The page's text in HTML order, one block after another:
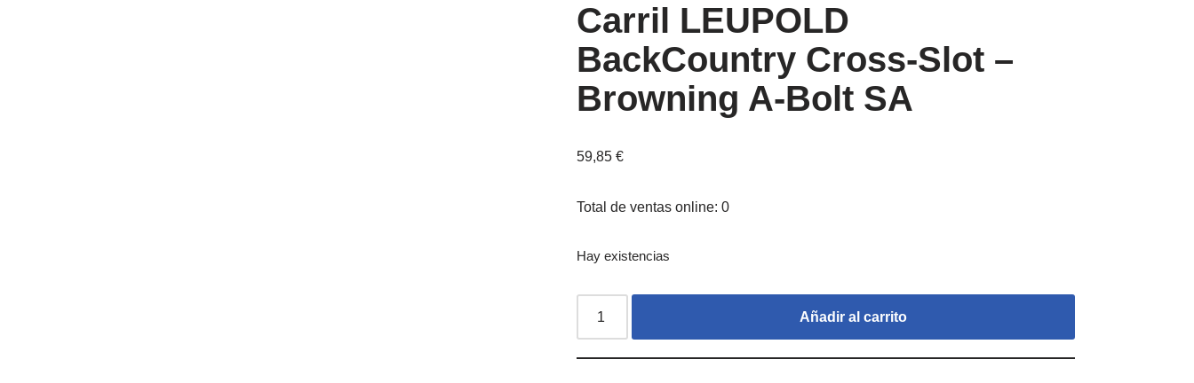
Carril LEUPOLD
BackCountry Cross-Slot –
Browning A-Bolt SA
59,85 €
Total de ventas online: 0
Hay existencias
Añadir al carrito